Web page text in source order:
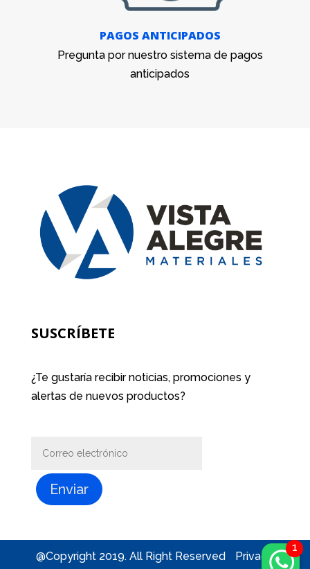
PAGOS ANTICIPADOS
Pregunta por nuestro sistema de pagos
anticipados
SUSCRÍBETE
¿Te gustaría recibir noticias, promociones y
alertas de nuevos productos?
Enviar
@Copyright 2019. All Right Reserved
Privacy